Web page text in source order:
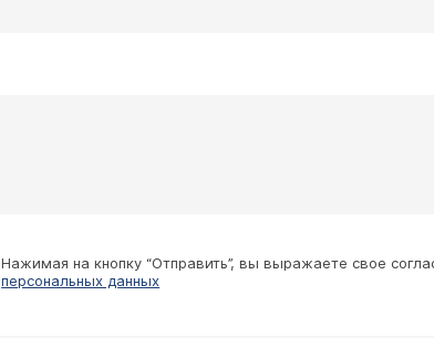
Нажимая на кнопку “Отправить”, вы выражаете свое
персональных данных